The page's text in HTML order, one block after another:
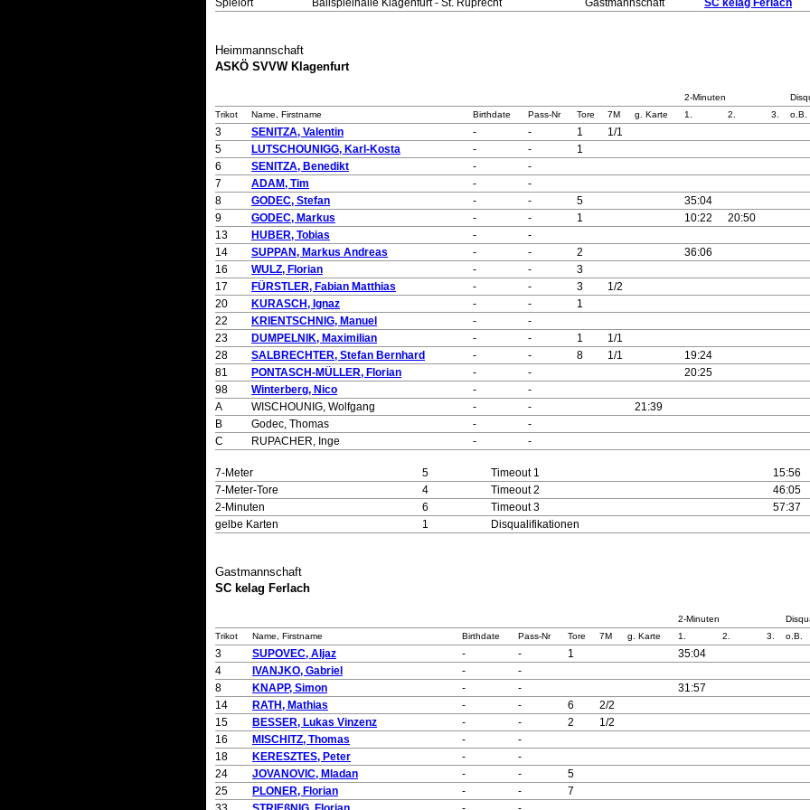
Spielort Ballspielhalle Klagenfurt - St. Ruprecht Gastmannschaft SC kelag Ferlach
Heimmannschaft
ASKÖ SVVW Klagenfurt
2-Minuten
Trikot
Name, Firstname Birthdate Pass-Nr Tore 7M g. Karte 1. 2. 3. o.B.
3 SENITZA, Valentin - - 1
1/1
5
LUTSCHOUNIGG, Karl-Kosta - -
1
6
SENITZA, Benedikt -
-
7
ADAM, Tim -
-
8
GODEC, Stefan - - 5
35:04
9
GODEC, Markus - - 1 10:22
20:50
13
HUBER, Tobias -
-
14
SUPPAN, Markus Andreas - - 2
36:06
16
WULZ, Florian - -
3
17
FÜRSTLER, Fabian Matthias - - 3
1/2
20
KURASCH, Ignaz - -
1
22
KRIENTSCHNIG, Manuel -
-
23
DUMPELNIK, Maximilian - - 1
1/1
28
SALBRECHTER, Stefan Bernhard - - 8 1/1
19:24
81
PONTASCH-MÜLLER, Florian - -
20:25
98
Winterberg, Nico -
-
A
WISCHOUNIG, Wolfgang - -
21:39
B
Godec, Thomas -
-
C
RUPACHER, Inge - -
7-Meter 5 Timeout 1
15:56
7-Meter-Tore
4 Timeout 2
46:05
2-Minuten
6 Timeout 3
57:37
gelbe Karten
1 Disqualifikationen
Gastmannschaft
SC kelag Ferlach
2-Minuten
Trikot
Name, Firstname Birthdate Pass-Nr Tore 7M g. Karte 1. 2. 3. o.B.
3 SUPOVEC, Aljaz - - 1
35:04
4
IVANJKO, Gabriel -
-
8
KNAPP, Simon - -
31:57
14
RATH, Mathias - - 6
2/2
15
BESSER, Lukas Vinzenz - - 2
1/2
16
MISCHITZ, Thomas -
-
18
KERESZTES, Peter -
-
24
JOVANOVIC, Mladan - -
5
25
PLONER, Florian - -
7